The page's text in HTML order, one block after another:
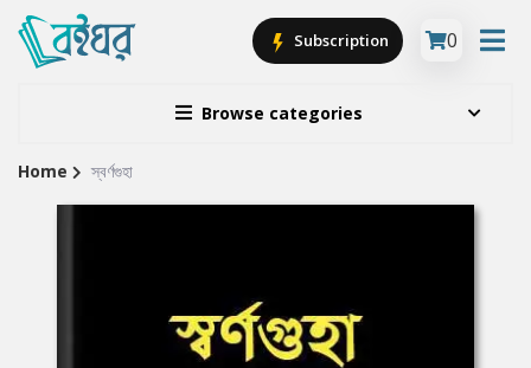
Browse categories
Subscription 0
Site
Home স্বর্ণগুহা